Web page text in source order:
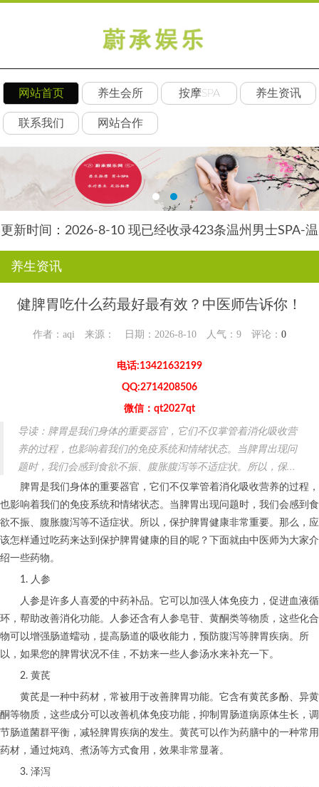
网站首页 养生会所 按摩SPA 养生资讯
联系我们 网站合作
更新时间：2026-8-10 现已经收录423条温州男士SPA-温
养生资讯
健脾胃吃什么药最好最有效？中医师告诉你！
作者：aqi 来源： 日期：2026-8-10 人气： 9 评论： 0
电话:13421632199
QQ:2714208506
微信：qt2027qt
导读：脾胃是我们身体的重要器官，它们不仅掌管着消化吸收营
养的过程，也影响着我们的免疫系统和情绪状态。当脾胃出现问
题时，我们会感到食欲不振、腹胀腹泻等不适症状。所以，保...
脾胃是我们身体的重要器官，它们不仅掌管着消化吸收营养的过程，
也影响着我们的免疫系统和情绪状态。当脾胃出现问题时，我们会感到食
欲不振、腹胀腹泻等不适症状。所以，保护脾胃健康非常重要。那么，应
该怎样通过吃药来达到保护脾胃健康的目的呢？下面就由中医师为大家介
绍一些药物。
1. 人参
人参是许多人喜爱的中药补品。它可以加强人体免疫力，促进血液循
环，帮助改善消化功能。人参还含有人参皂苷、黄酮类等物质，这些化合
物可以增强肠道蠕动，提高肠道的吸收能力，预防腹泻等脾胃疾病。所
以，如果您的脾胃状况不佳，不妨来一些人参汤水来补充一下。
2. 黄芪
黄芪是一种中药材，常被用于改善脾胃功能。它含有黄芪多酚、异黄
酮等物质，这些成分可以改善机体免疫功能，抑制胃肠道病原体生长，调
节肠道菌群平衡，减轻脾胃疾病的发生。黄芪可以作为药膳中的一种常用
药材，通过炖鸡、煮汤等方式食用，效果非常显著。
3. 泽泻